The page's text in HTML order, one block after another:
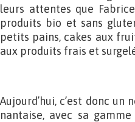
leurs attentes que
produits bio et sans
petits pains, cakes aux
aux produits frais et
Aujourd’hui, c’est donc
nantaise, avec sa